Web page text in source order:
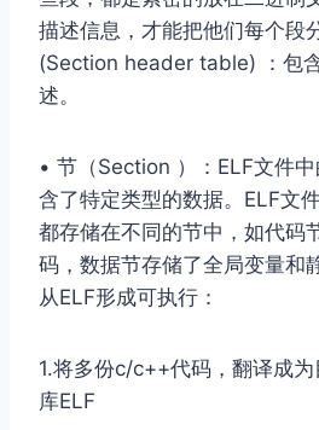
描述信息，才能把他们每个段
(Section header table) ：包
述。
• 节（Section ）：ELF⽂件
含了特定类型的数据。ELF⽂
都存储在不同的节中，如代码
码，数据节存储了全局变量和
从ELF形成可执行：
1.将多份c/c++代码，翻译成
库ELF